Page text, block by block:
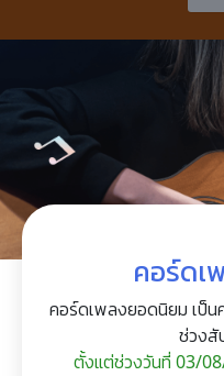
คอร์ดเ
คอร์ดเพลงยอดนิยม เป็น
ช่วงสั
ตั้งแต่ช่วงวันที่ 03/